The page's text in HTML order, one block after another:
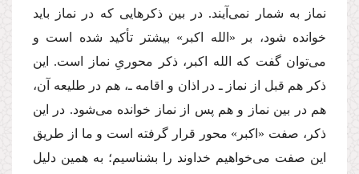
نماز به شمار نمى‌آیند. در بین ذكرهایى كه در نماز باید
خوانده شود، بر «الله اكبر» بیشتر تأكید شده است و
مى‌توان گفت كه الله اكبر، ذكر محورىِ نماز است. این
ذكر هم قبل از نماز ـ در اذان و اقامه ـ، هم در طلیعه آن،
هم در بین نماز و هم پس از نماز خوانده مى‌شود. در این
ذكر، صفت «اكبر» محور قرار گرفته است و ما از طریق
این صفت مى‌خواهیم خداوند را بشناسیم؛ به همین دلیل